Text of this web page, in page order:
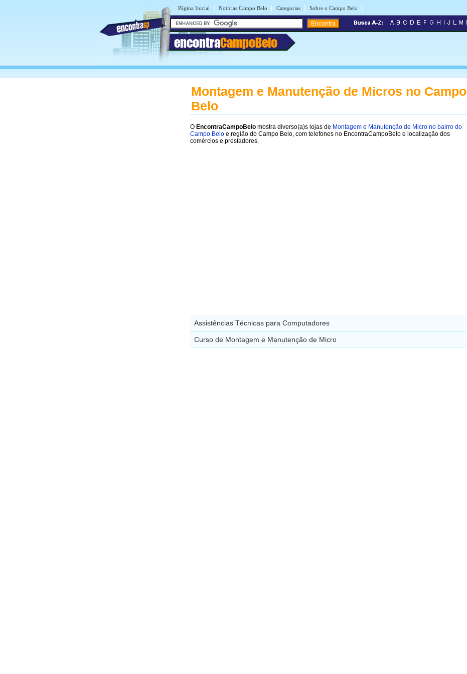
Página Inicial | Notícias Campo Belo | Categorias | Sobre o Campo Belo |
encontraCampoBelo
Montagem e Manutenção de Micros no Campo
Belo
O EncontraCampoBelo mostra diverso(a)s lojas de Montagem e Manutenção de Micro no bairro do
Campo Belo e região do Campo Belo, com telefones no EncontraCampoBelo e localização dos
comércios e prestadores.
Assistências Técnicas para Computadores
Curso de Montagem e Manutenção de Micro